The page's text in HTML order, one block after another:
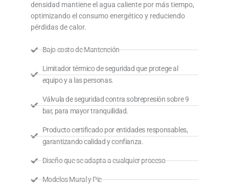
densidad mantiene el agua caliente por más tiempo,
optimizando el consumo energético y reduciendo
pérdidas de calor.
Bajo costo de Mantención
Limitador térmico de seguridad que protege al
equipo y a las personas.
Válvula de seguridad contra sobrepresión sobre 9
bar, para mayor tranquilidad.
Producto certificado por entidades responsables,
garantizando calidad y confianza.
Diseño que se adapta a cualquier proceso
Modelos Mural y Pie